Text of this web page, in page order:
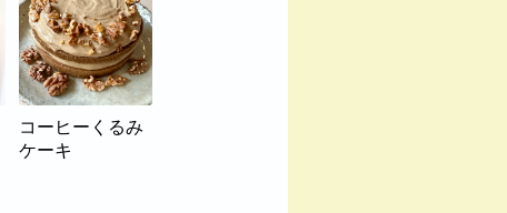
コーヒーくるみ
ケーキ